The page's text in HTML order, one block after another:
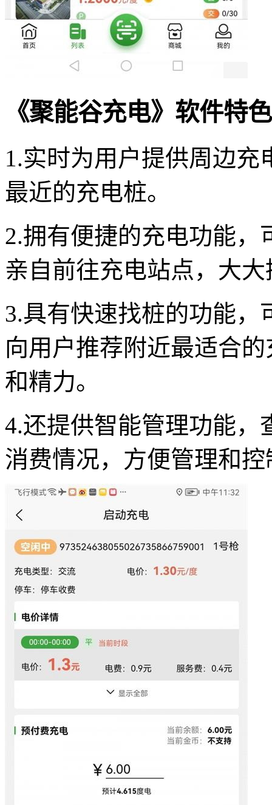
《聚能谷充电》软件特
1.实时为用户提供周边
最近的充电桩。
2.拥有便捷的充电功能
亲自前往充电站点，大
3.具有快速找桩的功能
向用户推荐附近最适合
和精力。
4.还提供智能管理功能，
消费情况，方便管理和